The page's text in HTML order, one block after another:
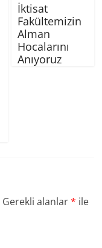
İktisat
Fakültemizin
Alman
Hocalarını
Anıyoruz
Gerekli alanlar* ile